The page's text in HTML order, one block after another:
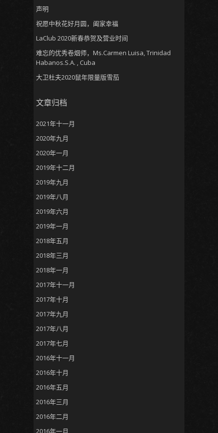
声明
祝愿中秋花好月圆，阖家幸福
LaClub 2020新春恭贺及营业时间
难忘的优秀卷烟师，Ms.Carmen Luisa, Trinidad
Habanos.S.A. , Cuba
大卫杜夫2020鼠年限量版雪茄
文章归档
2021年十一月
2020年九月
2020年一月
2019年十二月
2019年九月
2019年八月
2019年六月
2019年一月
2018年五月
2018年三月
2018年一月
2017年十一月
2017年十月
2017年九月
2017年八月
2017年七月
2016年十一月
2016年十月
2016年五月
2016年三月
2016年二月
2016年一月